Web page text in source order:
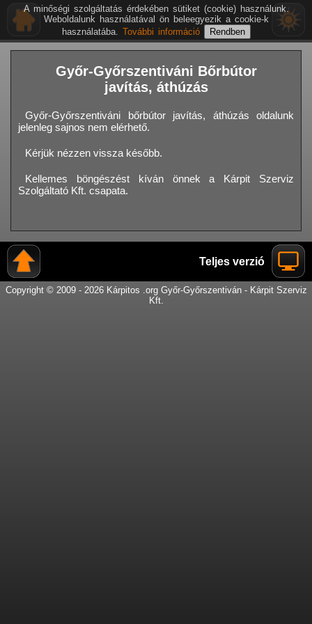
Győr-Győrszentiváni Bőrbútor
javítás, áthúzás
Győr-Győrszentiváni bőrbútor javítás, áthúzás oldalunk
jelenleg sajnos nem elérhető.
Kérjük nézzen vissza később.
Kellemes böngészést kíván önnek a Kárpit Szerviz
Szolgáltató Kft. csapata.
Teljes verzió
Copyright © 2009 - 2026 Kárpitos .org Győr-Győrszentiván - Kárpit Szerviz
Kft.
A minőségi szolgáltatás érdekében sütiket (cookie) használunk.
Weboldalunk használatával ön beleegyezik a cookie-k
használatába. További információ